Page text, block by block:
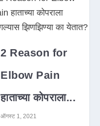
2 Reason for
Elbow Pain
हाताच्या कोपराला...
ऑगस्ट 1, 2021